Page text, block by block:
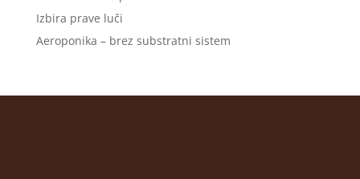
Izbira prave luči
Aeroponika – brez substratni sistem